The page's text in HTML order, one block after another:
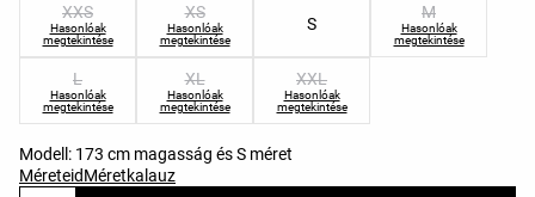
XXS
Hasonlóak
megtekintése
XS
Hasonlóak
megtekintése
S
M
Hasonlóak
megtekintése
L
Hasonlóak
megtekintése
XL
Hasonlóak
megtekintése
XXL
Hasonlóak
megtekintése
Modell: 173 cm magasság és S méret
MéreteidMéretkalauz